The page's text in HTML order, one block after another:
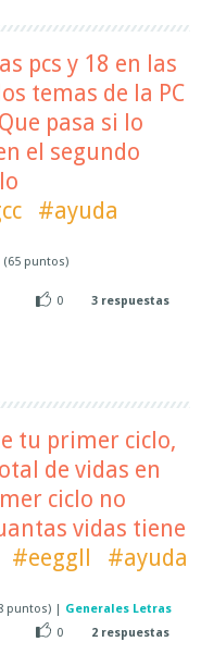
pcs y 18 en las
temas de la PC
pasa si lo
el segundo
#ayuda
(65 puntos)
0
3 respuestas
tu primer ciclo,
de vidas en
ciclo no
vidas tiene
#eeggll
#ayuda
puntos) | Generales Letras
0
2 respuestas